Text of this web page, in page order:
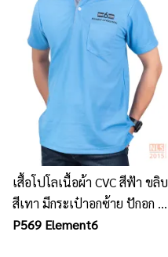
เสื้อโปโลเนื้อผ้า CVC สีฟ้า ขลิบ
สีเทา มีกระเป๋าอกซ้าย ปักอก 1
จุด
P569 Element6